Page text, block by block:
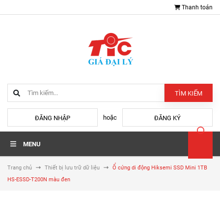
Thanh toán
TÌM KIẾM
ĐĂNG NHẬP hoặc ĐĂNG KÝ
MENU
Trang chủ Thiết bị lưu trữ dữ liệu
Ổ cứng di động Hiksemi SSD Mini 1TB
HS-ESSD-T200N màu đen